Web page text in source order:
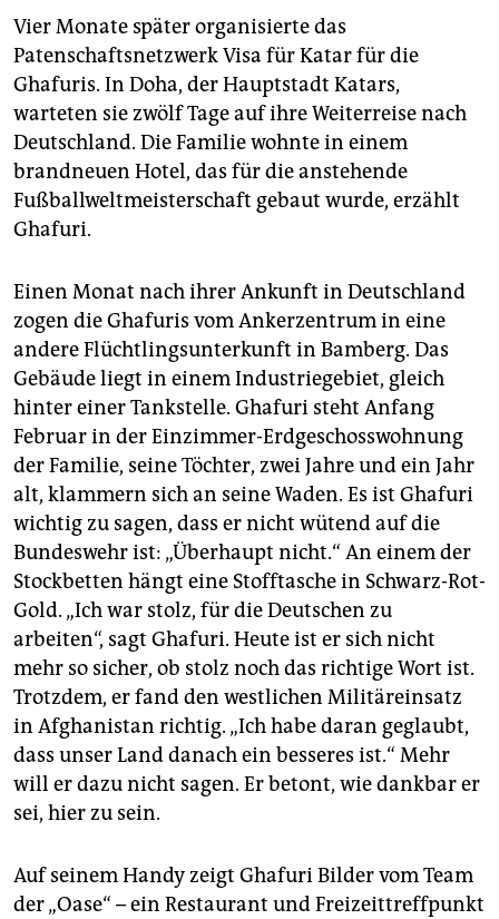
Vier Monate später organisierte das
Patenschaftsnetzwerk Visa für Katar für die
Ghafuris. In Doha, der Hauptstadt Katars,
warteten sie zwölf Tage auf ihre Weiterreise nach
Deutschland. Die Familie wohnte in einem
brandneuen Hotel, das für die anstehende
Fußballweltmeisterschaft gebaut wurde, erzählt
Ghafuri.
Einen Monat nach ihrer Ankunft in Deutschland
zogen die Ghafuris vom Ankerzentrum in eine
andere Flüchtlingsunterkunft in Bamberg. Das
Gebäude liegt in einem Industriegebiet, gleich
hinter einer Tankstelle. Ghafuri steht Anfang
Februar in der Einzimmer-Erdgeschosswohnung
der Familie, seine Töchter, zwei Jahre und ein Jahr
alt, klammern sich an seine Waden. Es ist Ghafuri
wichtig zu sagen, dass er nicht wütend auf die
Bundeswehr ist: „Überhaupt nicht.“ An einem der
Stockbetten hängt eine Stofftasche in Schwarz-Rot-
Gold. „Ich war stolz, für die Deutschen zu
arbeiten“, sagt Ghafuri. Heute ist er sich nicht
mehr so sicher, ob stolz noch das richtige Wort ist.
Trotzdem, er fand den westlichen Militäreinsatz
in Afghanistan richtig. „Ich habe daran geglaubt,
dass unser Land danach ein besseres ist.“ Mehr
will er dazu nicht sagen. Er betont, wie dankbar er
sei, hier zu sein.
Auf seinem Handy zeigt Ghafuri Bilder vom Team
der „Oase“ – ein Restaurant und Freizeittreffpunkt